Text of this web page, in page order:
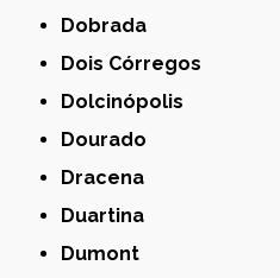
Dobrada
Dois Córregos
Dolcinópolis
Dourado
Dracena
Duartina
Dumont